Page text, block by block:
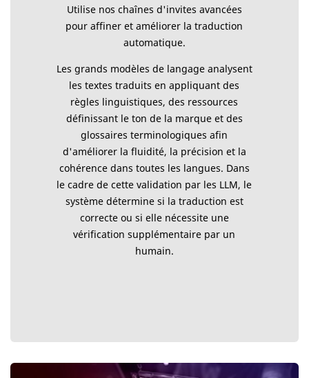
Utilise nos chaînes d'invites avancées
pour affiner et améliorer la traduction
automatique.
Les grands modèles de langage analysent
les textes traduits en appliquant des
règles linguistiques, des ressources
définissant le ton de la marque et des
glossaires terminologiques afin
d'améliorer la fluidité, la précision et la
cohérence dans toutes les langues. Dans
le cadre de cette validation par les LLM, le
système détermine si la traduction est
correcte ou si elle nécessite une
vérification supplémentaire par un
humain.